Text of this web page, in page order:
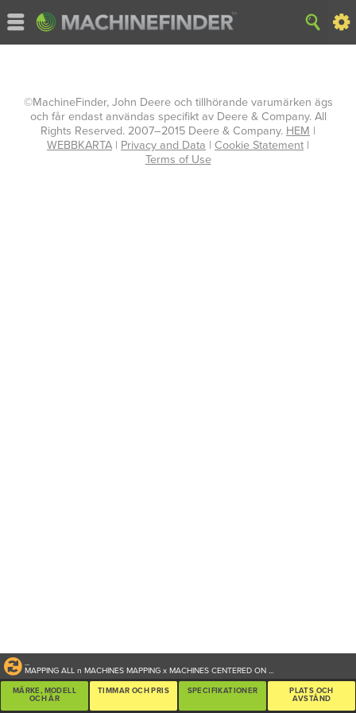
...
MAPPING ALLn MACHINESMAPPINGx MACHINES CENTERED ON...
MÄRKE, MODELL
OCH ÅR
TIMMAR OCH PRIS SPECIFIKATIONER
PLATS OCH
AVSTÅND
©MachineFinder, John Deere och tillhörande varumärken ägs
och får endast användas specifikt av Deere & Company. All
Rights Reserved. 2007–2015 Deere & Company. HEM |
WEBBKARTA | Privacy and Data | Cookie Statement |
Terms of Use